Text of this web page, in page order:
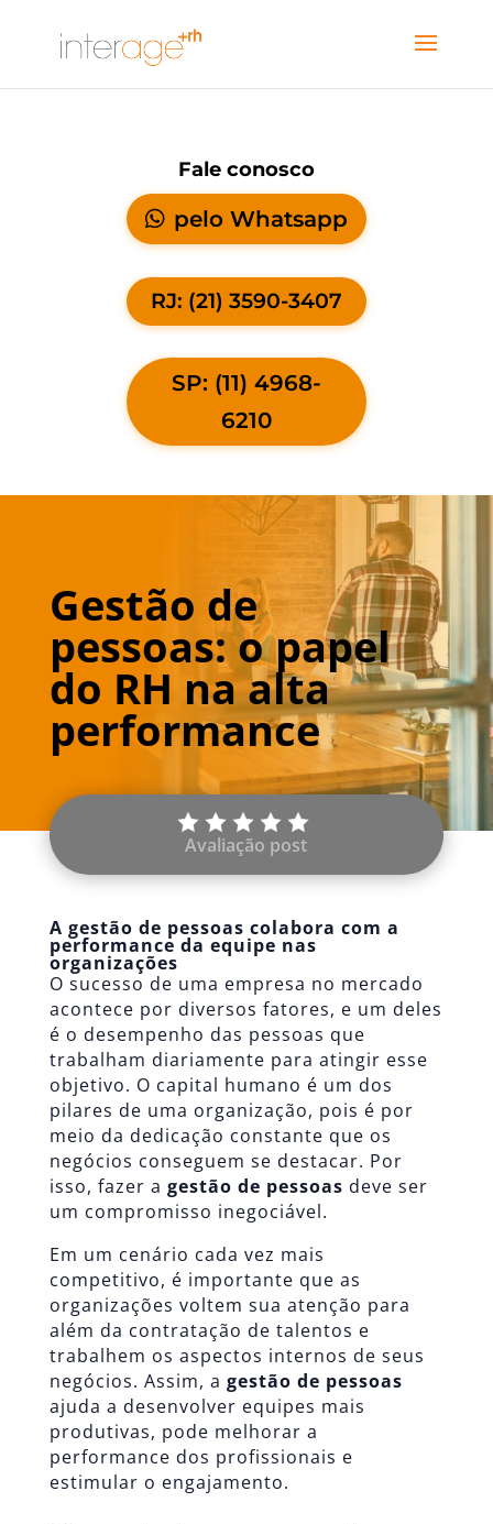
Fale conosco
pelo Whatsapp
RJ: (21) 3590-3407
SP: (11) 4968-
6210
Gestão de
pessoas: o papel
do RH na alta
performance
Avaliação post
A gestão de pessoas colabora com a
performance da equipe nas
organizações
O sucesso de uma empresa no mercado
acontece por diversos fatores, e um deles
é o desempenho das pessoas que
trabalham diariamente para atingir esse
objetivo. O capital humano é um dos
pilares de uma organização, pois é por
meio da dedicação constante que os
negócios conseguem se destacar. Por
isso, fazer a gestão de pessoas deve ser
um compromisso inegociável.
Em um cenário cada vez mais
competitivo, é importante que as
organizações voltem sua atenção para
além da contratação de talentos e
trabalhem os aspectos internos de seus
negócios. Assim, a gestão de pessoas
ajuda a desenvolver equipes mais
produtivas, pode melhorar a
performance dos profissionais e
estimular o engajamento.